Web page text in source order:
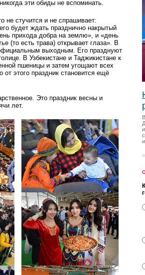
эти обиды не вспоминать.
не стучится и не спрашивает:
будет ждать празднично накрытый
прихода добра на землю», и «день
(то есть трава) открывает глаза». В
выходным. Его празднуют
В Узбекистане и Таджикистане к
пшеницы и затем угощают всех
этого праздник становится ещё
Это праздник весны и
лет.